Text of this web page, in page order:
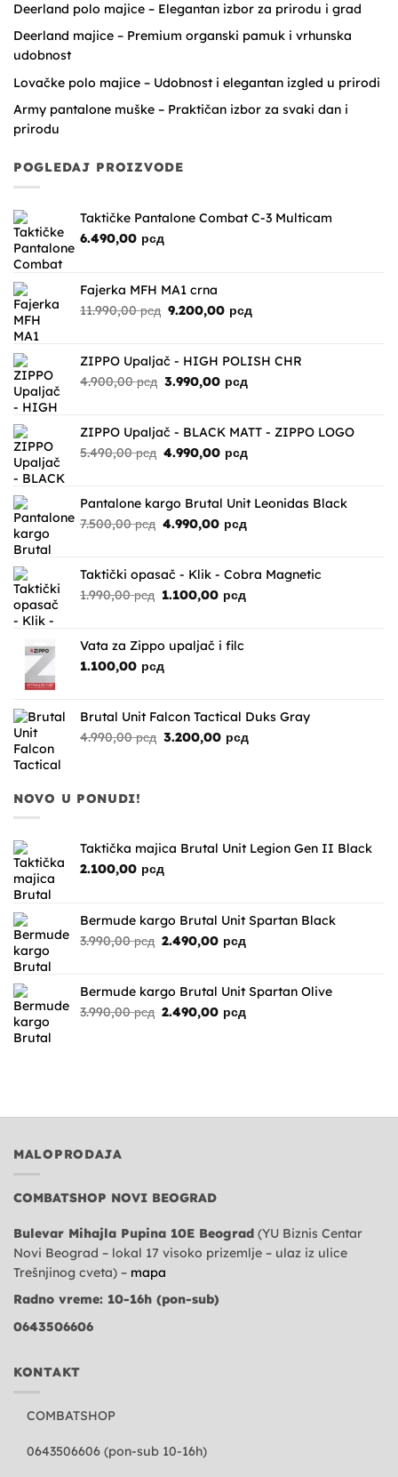
Deerland polo majice – Elegantan izbor za prirodu i grad
Deerland majice – Premium organski pamuk i vrhunska
udobnost
Lovačke polo majice – Udobnost i elegantan izgled u prirodi
Army pantalone muške – Praktičan izbor za svaki dan i
prirodu
POGLEDAJ PROIZVODE
Taktičke Pantalone Combat C-3 Multicam
6.490,00 рсд
Fajerka MFH MA1 crna
11.990,00рсд Originalna
bila:
11.990,00 рсд.
9.200,00 рсдTrenutna
9.200,00 рсд.
ZIPPO Upaljač - HIGH POLISH CHR
4.900,00рсд Originalna
bila:
4.900,00 рсд.
3.990,00 рсдTrenutna
3.990,00 рсд.
ZIPPO Upaljač - BLACK MATT - ZIPPO LOGO
5.490,00рсд Originalna
bila:
5.490,00 рсд.
4.990,00 рсдTrenutna
4.990,00 рсд.
Pantalone kargo Brutal Unit Leonidas Black
7.500,00рсд Originalna
bila:
7.500,00 рсд.
4.990,00 рсдTrenutna
4.990,00 рсд.
Taktički opasač - Klik - Cobra Magnetic
1.990,00рсд Originalna
bila:
1.990,00 рсд.
1.100,00 рсдTrenutna
Vata za Zippo upaljač i filc
1.100,00 рсд
Brutal Unit Falcon Tactical Duks Gray
4.990,00рсд Originalna
3.200,00 рсдTrenutna
NOVO U PONUDI!
Taktička majica Brutal Unit Legion Gen II Black
2.100,00 рсд
Bermude kargo Brutal Unit Spartan Black
3.990,00рсд Originalna
bila:
3.990,00 рсд.
2.490,00 рсдTrenutna
2.490,00 рсд.
Bermude kargo Brutal Unit Spartan Olive
3.990,00рсд Originalna
2.490,00 рсдTrenutna
MALOPRODAJA
COMBATSHOP NOVI BEOGRAD
Bulevar Mihajla Pupina 10E Beograd (YU Biznis Centar
Novi Beograd – lokal 17 visoko prizemlje – ulaz iz ulice
Trešnjinog cveta) – mapa
Radno vreme: 10-16h (pon-sub)
0643506606
KONTAKT
COMBATSHOP
0643506606 (pon-sub 10-16h)